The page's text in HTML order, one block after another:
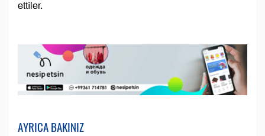
ettiler.
AYRICA BAKINIZ